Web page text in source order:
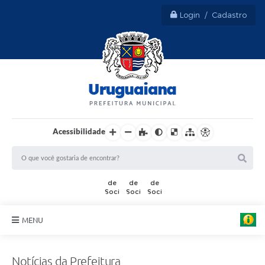
Login / Cadastro
Acessibilidade
MENU
Notícias da Prefeitura